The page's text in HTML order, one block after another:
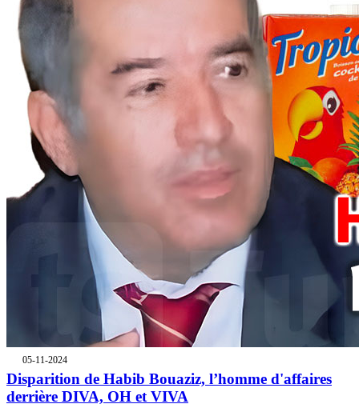
05-11-2024
Disparition de Habib Bouaziz, l’homme d'affaires
derrière DIVA, OH et VIVA